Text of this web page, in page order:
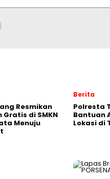
Resmikan
Gratis di SMKN
Menuju
Berita
Polresta
Bantuan
Lokasi di